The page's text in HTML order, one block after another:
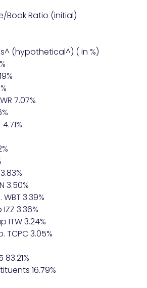
Book Ratio (initial)
(hypothetical^) ( in %)
7.07%
3.50%
3.39%
3.36%
ITW 3.24%
TCPC 3.05%
16.79%